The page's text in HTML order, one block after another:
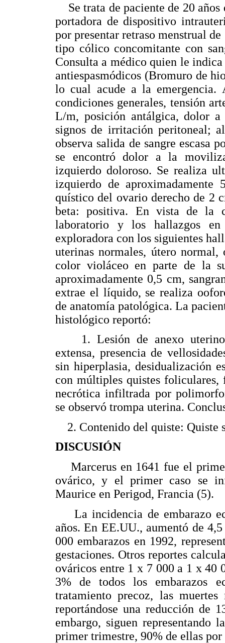
Se trata de paciente de 20 años
portadora de dispositivo
por presentar retraso menstrual
tipo cólico concomitante con
Consulta a médico quien le
antiespasmódicos (Bromuro de
lo cual acude a la emergencia.
condiciones generales, tensión
L/m, posición antálgica, dolor
signos de irritación peritoneal;
observa salida de sangre
se encontró dolor a la
izquierdo doloroso. Se realiza
izquierdo de
quístico del ovario derecho de 2
beta: positiva. En vista de la
laboratorio y los hallazgos
exploradora con los siguientes
uterinas normales, útero
color violáceo en parte de la
aproximadamente 0,5 cm,
extrae el líquido, se realiza
de anatomía patológica. La
histológico reportó:
1. Lesión de anexo uterino
extensa, presencia de
sin hiperplasia, desidualización
con múltiples quistes
necrótica infiltrada por
se observó trompa uterina.
2. Contenido del quiste: Quiste
DISCUSIÓN
Marcerus en 1641 fue el
ovárico, y el primer caso se
Maurice en Perigod, Francia (5).
La incidencia de embarazo
años. En EE.UU., aumentó de
000 embarazos en 1992,
gestaciones. Otros reportes
ováricos entre 1 x 7 000 a 1 x 40
3% de todos los embarazos
tratamiento precoz, las
reportándose una reducción de
embargo, siguen representando
primer trimestre, 90% de ellas